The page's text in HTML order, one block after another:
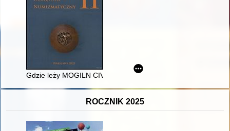
Gdzie leży MOGILN CIVITAS i kto jest autorem stempli
ROCZNIK 2025